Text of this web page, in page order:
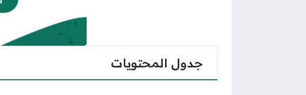
جدول المحتويات